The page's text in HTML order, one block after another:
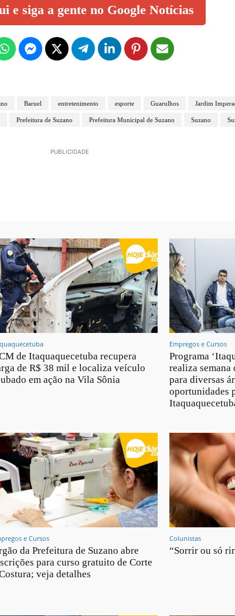
e siga a gente no Google Notícias
Baruel entretenimento esporte Guarulhos Jardim
Prefeitura de Suzano Prefeitura Municipal de Suzano Suzano
PUBLICIDADE
de Itaquaquecetuba recupera
de R$ 38 mil e localiza veículo
em ação na Vila Sônia
Empregos e Cursos
Programa
realiza semana
para diversas
oportunidades
e Cursos
da Prefeitura de Suzano abre
para curso gratuito de Corte
veja detalhes
Colunistas
“Sorrir ou só